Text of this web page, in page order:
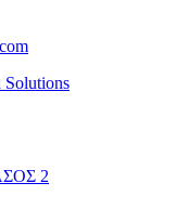
Solutions
2